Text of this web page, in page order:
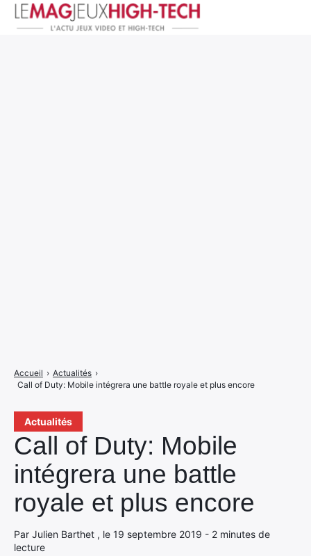
Actualités
Call of Duty: Mobile
intégrera une battle
royale et plus encore
Par Julien Barthet , le 19 septembre 2019 - 2 minutes de
lecture
Accueil › Actualités ›
Call of Duty: Mobile intégrera une battle royale et plus encore